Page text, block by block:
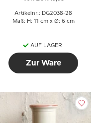
Artikelnr.: DG2038-28
Maß: H: 11 cm x Ø: 6 cm
AUF LAGER
Zur Ware